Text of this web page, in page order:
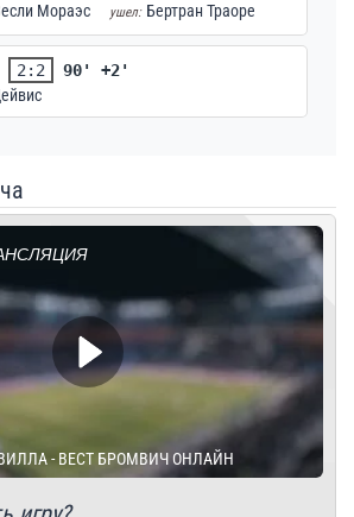
Мораэс ушел: Бертран Траоре
2:2
90' +2'
- ВЕСТ БРОМВИЧ ОНЛАЙН